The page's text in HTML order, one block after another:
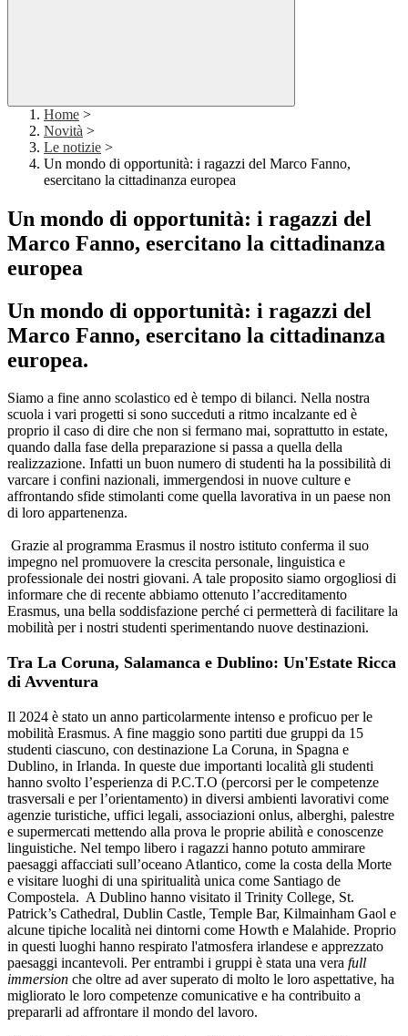
Home >
Novità >
Le notizie >
Un mondo di opportunità: i ragazzi del Marco Fanno,
esercitano la cittadinanza europea
Un mondo di opportunità: i ragazzi del
Marco Fanno, esercitano la cittadinanza
europea
Un mondo di opportunità: i ragazzi del
Marco Fanno, esercitano la cittadinanza
europea.
Siamo a fine anno scolastico ed è tempo di bilanci. Nella nostra
scuola i vari progetti si sono succeduti a ritmo incalzante ed è
proprio il caso di dire che non si fermano mai, soprattutto in estate,
quando dalla fase della preparazione si passa a quella della
realizzazione. Infatti un buon numero di studenti ha la possibilità di
varcare i confini nazionali, immergendosi in nuove culture e
affrontando sfide stimolanti come quella lavorativa in un paese non
di loro appartenenza.
Grazie al programma Erasmus il nostro istituto conferma il suo
impegno nel promuovere la crescita personale, linguistica e
professionale dei nostri giovani. A tale proposito siamo orgogliosi di
informare che di recente abbiamo ottenuto l’accreditamento
Erasmus, una bella soddisfazione perché ci permetterà di facilitare la
mobilità per i nostri studenti sperimentando nuove destinazioni.
Tra La Coruna, Salamanca e Dublino: Un'Estate Ricca
di Avventura
Il 2024 è stato un anno particolarmente intenso e proficuo per le
mobilità Erasmus. A fine maggio sono partiti due gruppi da 15
studenti ciascuno, con destinazione La Coruna, in Spagna e
Dublino, in Irlanda. In queste due importanti località gli studenti
hanno svolto l’esperienza di P.C.T.O (percorsi per le competenze
trasversali e per l’orientamento) in diversi ambienti lavorativi come
agenzie turistiche, uffici legali, associazioni onlus, alberghi, palestre
e supermercati mettendo alla prova le proprie abilità e conoscenze
linguistiche. Nel tempo libero i ragazzi hanno potuto ammirare
paesaggi affacciati sull’oceano Atlantico, come la costa della Morte
e visitare luoghi di una spiritualità unica come Santiago de
Compostela. A Dublino hanno visitato il Trinity College, St.
Patrick’s Cathedral, Dublin Castle, Temple Bar, Kilmainham Gaol e
alcune tipiche località nei dintorni come Howth e Malahide. Proprio
in questi luoghi hanno respirato l'atmosfera irlandese e apprezzato
paesaggi incantevoli. Per entrambi i gruppi è stata una vera full
immersion che oltre ad aver superato di molto le loro aspettative, ha
migliorato le loro competenze comunicative e ha contribuito a
prepararli ad affrontare il mondo del lavoro.